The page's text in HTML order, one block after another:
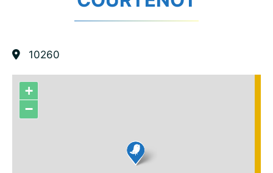
10260
+
−